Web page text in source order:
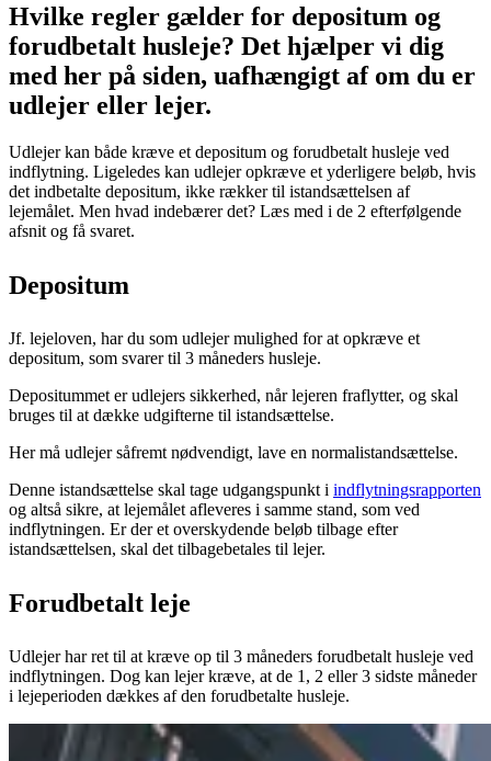
Hvilke regler gælder for depositum og
forudbetalt husleje? Det hjælper vi dig
med her på siden, uafhængigt af om du er
udlejer eller lejer.
Udlejer kan både kræve et depositum og forudbetalt husleje ved
indflytning. Ligeledes kan udlejer opkræve et yderligere beløb, hvis
det indbetalte depositum, ikke rækker til istandsættelsen af
lejemålet. Men hvad indebærer det? Læs med i de 2 efterfølgende
afsnit og få svaret.
Depositum
Jf. lejeloven, har du som udlejer mulighed for at opkræve et
depositum, som svarer til 3 måneders husleje.
Depositummet er udlejers sikkerhed, når lejeren fraflytter, og skal
bruges til at dække udgifterne til istandsættelse.
Her må udlejer såfremt nødvendigt, lave en normalistandsættelse.
Denne istandsættelse skal tage udgangspunkt i indflytningsrapporten
og altså sikre, at lejemålet afleveres i samme stand, som ved
indflytningen. Er der et overskydende beløb tilbage efter
istandsættelsen, skal det tilbagebetales til lejer.
Forudbetalt leje
Udlejer har ret til at kræve op til 3 måneders forudbetalt husleje ved
indflytningen. Dog kan lejer kræve, at de 1, 2 eller 3 sidste måneder
i lejeperioden dækkes af den forudbetalte husleje.